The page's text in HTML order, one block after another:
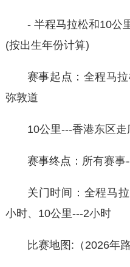
- 半程马拉松和10公
(按出生年份计算)
赛事起点：全程马
弥敦道
10公里---香港东区走
赛事终点：所有赛事
关门时间：全程马
小时、10公里---2小时
比赛地图:（2026年